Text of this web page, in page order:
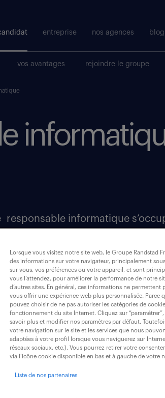
entreprise nos agences blog
vos avantages rejoindre le groupe
responsable informatique
l’entreprise. Nécessitant des
ce métier ne rime
missions
Lorsque vous visitez notre site web, le Groupe Randstad
des informations sur votre navigateur, principalement
sur vous, vos préférences ou votre appareil, et sont
vous l’attendez, pour améliorer la performance de notre
d’autres sites. En général, ces informations ne
vous offrir une expérience web plus personnalisée. Parce
pouvez choisir de ne pas autoriser les catégories de
fonctionnement du site Internet. Cliquez sur
savoir plus et modifier nos paramètres par défaut.
votre navigation sur le site et les services que nous
adaptées à votre profil lorsque vous naviguerez sur
réseaux sociaux, etc.). Vous pourrez retirer votre
via l’icône cookie disponible en bas et à gauche de votre
Liste de nos partenaires